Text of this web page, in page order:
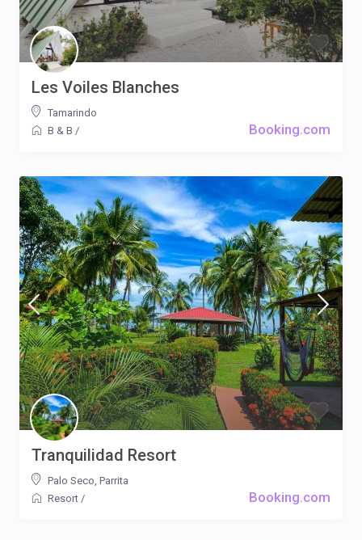
Booking.com
Les Voiles Blanches
Tamarindo
B & B /
Booking.com
Tranquilidad Resort
Palo Seco, Parrita
Resort /